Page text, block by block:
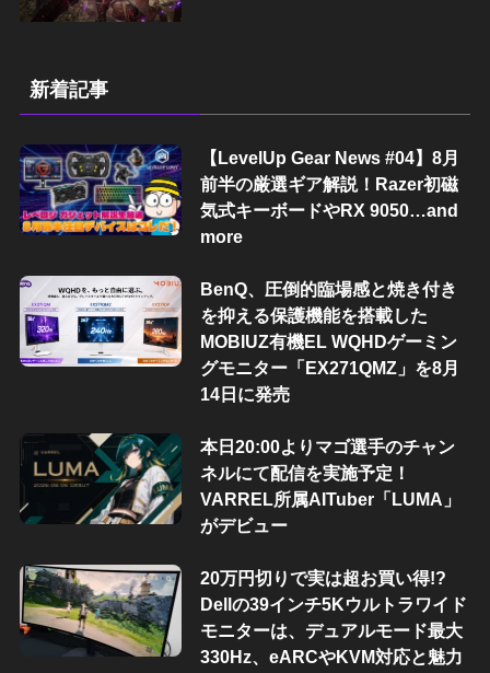
新着記事
【LevelUp Gear News #04】8月
前半の厳選ギア解説！Razer初磁
気式キーボードやRX 9050…and
more
BenQ、圧倒的臨場感と焼き付き
を抑える保護機能を搭載した
MOBIUZ有機EL WQHDゲーミン
グモニター「EX271QMZ」を8月
14日に発売
本日20:00よりマゴ選手のチャン
ネルにて配信を実施予定！
VARREL所属AITuber「LUMA」
がデビュー
20万円切りで実は超お買い得!?
Dellの39インチ5Kウルトラワイド
モニターは、デュアルモード最大
330Hz、eARCやKVM対応と魅力